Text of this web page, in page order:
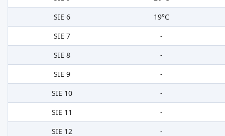
SIE 6
19°C
SIE 7
-
SIE 8
-
SIE 9
-
SIE 10
-
SIE 11
-
SIE 12
-